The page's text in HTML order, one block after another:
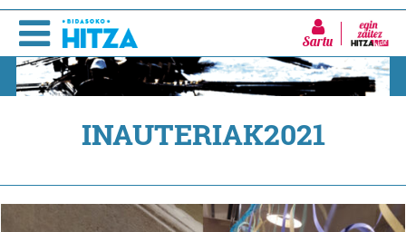
Sartu
INAUTERIAK2021